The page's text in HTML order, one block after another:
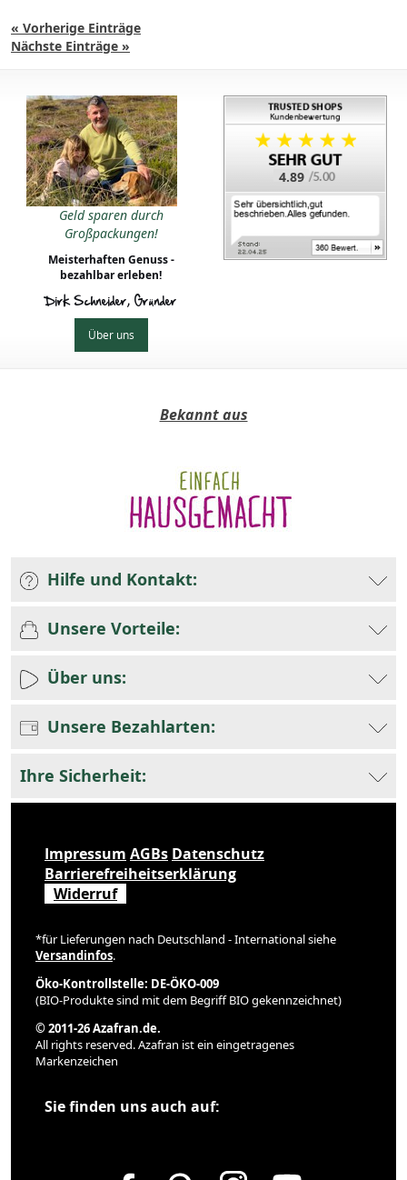
« Vorherige Einträge
Nächste Einträge »
Geld sparen durch
Großpackungen!
Meisterhaften Genuss -
bezahlbar erleben!
Dirk Schneider, Gründer
Über uns
4.89
Bekannt aus
Hilfe und Kontakt:
Unsere Vorteile:
Über uns:
Unsere Bezahlarten:
Ihre Sicherheit:
Impressum AGBs Datenschutz
Barrierefreiheitserklärung
Widerruf
*für Lieferungen nach Deutschland - International siehe
Versandinfos.
Öko-Kontrollstelle: DE-ÖKO-009
(BIO-Produkte sind mit dem Begriff BIO gekennzeichnet)
© 2011-26 Azafran.de.
All rights reserved. Azafran ist ein eingetragenes
Markenzeichen
Sie finden uns auch auf: